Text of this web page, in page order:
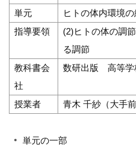
単元
ヒトの体内環境
指導要領
(2)ヒトの体の調
る調節
教科書会
社
数研出版 高等学
授業者 青木 千紗（大手
単元の一部